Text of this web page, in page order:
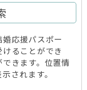
婚応援パスポー
ることができ
きます。位置情
されます。